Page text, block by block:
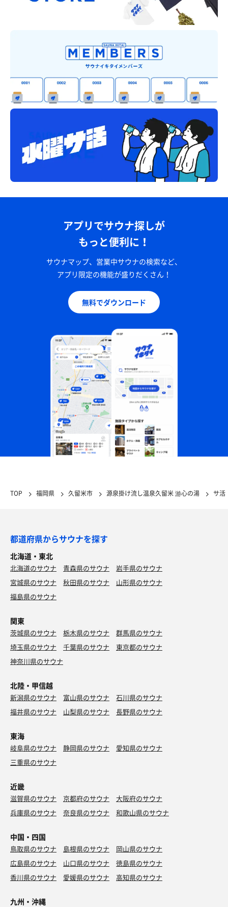
アプリでサウナ探しが
もっと便利に！
サウナマップ、営業中サウナの検索など、
アプリ限定の機能が盛りだくさん！
無料でダウンロード
TOP 福岡県 久留米市 源泉掛け流し温泉久留米 游心の湯 サ活
都道府県からサウナを探す
北海道・東北
北海道のサウナ 青森県のサウナ
岩手県のサウナ
宮城県のサウナ
秋田県のサウナ
山形県のサウナ
福島県のサウナ
関東
茨城県のサウナ 栃木県のサウナ
群馬県のサウナ
埼玉県のサウナ
千葉県のサウナ
東京都のサウナ
神奈川県のサウナ
北陸・甲信越
新潟県のサウナ 富山県のサウナ
石川県のサウナ
福井県のサウナ
山梨県のサウナ 長野県のサウナ
東海
岐阜県のサウナ 静岡県のサウナ
愛知県のサウナ
三重県のサウナ
近畿
滋賀県のサウナ 京都府のサウナ
大阪府のサウナ
兵庫県のサウナ
奈良県のサウナ 和歌山県のサウナ
中国・四国
鳥取県のサウナ 島根県のサウナ
岡山県のサウナ
広島県のサウナ
山口県のサウナ
徳島県のサウナ
香川県のサウナ
愛媛県のサウナ 高知県のサウナ
九州・沖縄